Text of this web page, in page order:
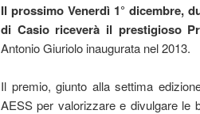
Il prossimo Venerdì 1° dicembre,
di Casio riceverà il prestigioso
Antonio Giuriolo inaugurata nel 2013.
Il premio, giunto alla settima
AESS per valorizzare e divulgare le